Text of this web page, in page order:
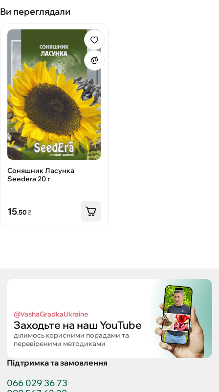
Ви переглядали
Соняшник Ласунка
Seedera 20 г
15.50₴
@VashaGradkaUkraine
Заходьте на наш YouTube
ділимось корисними порадами та
перевіреними методиками
Підтримка та замовлення
066 029 36 73